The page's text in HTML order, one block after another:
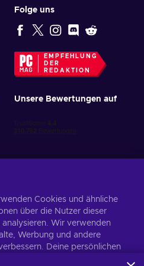
Folge uns
EMPFEHLUNG
DER
REDAKTION
Unsere Bewertungen auf
Abonnieren
Weitere Informationen in
Cookies und ähnliche
über die Nutzer dieser
Wir verwenden
Werbung und andere
Deine persönlichen